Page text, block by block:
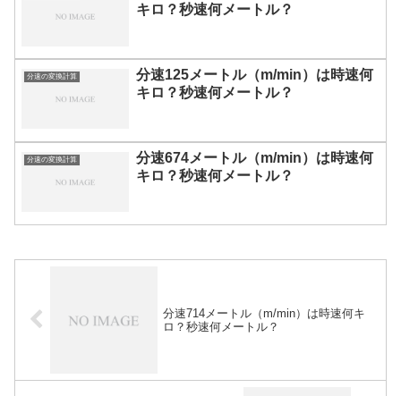
キロ？秒速何メートル？
分速の変換計算
分速125メートル（m/min）は時速何
キロ？秒速何メートル？
分速の変換計算
分速674メートル（m/min）は時速何
キロ？秒速何メートル？
分速714メートル（m/min）は時速何キ
ロ？秒速何メートル？